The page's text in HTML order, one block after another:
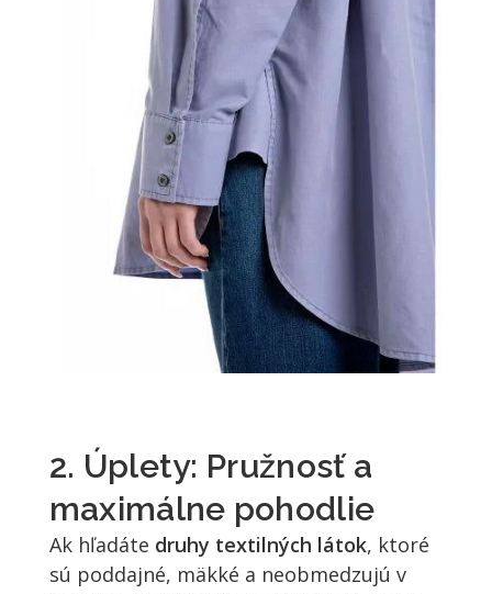
2. Úplety: Pružnosť a
maximálne pohodlie
Ak hľadáte druhy textilných látok, ktoré
sú poddajné, mäkké a neobmedzujú v